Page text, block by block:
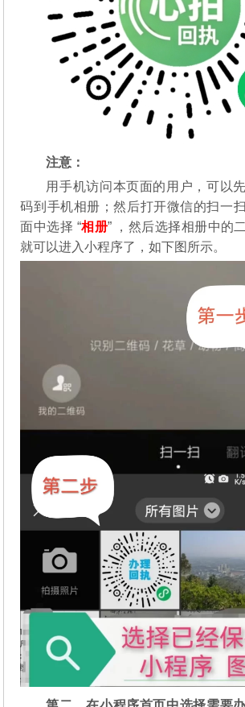
注意：
用手机访问本页面的用户，可以
码到手机相册；然后打开微信的扫一
面中选择 “相册” ，然后选择相册中的
就可以进入小程序了，如下图所示。